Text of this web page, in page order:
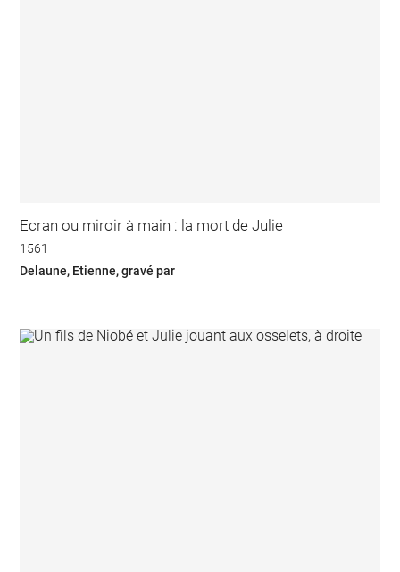
Ecran ou miroir à main : la mort de Julie
1561
Delaune, Etienne, gravé par